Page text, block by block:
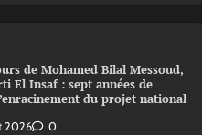
de Mohamed Bilal Messoud,
El Insaf : sept années de
du projet national
2026 0